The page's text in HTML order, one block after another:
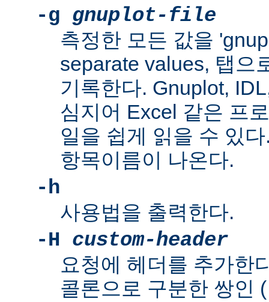
-g gnuplot-file
측정한 모든 값을
separate values, 탭으
기록한다. Gnuplot,
심지어 Excel 같은 프
일을 쉽게 읽을 수 있
항목이름이 나온다.
-h
사용법을 출력한다.
-H custom-header
요청에 헤더를 추가한
콜론으로 구분한 쌍인 (